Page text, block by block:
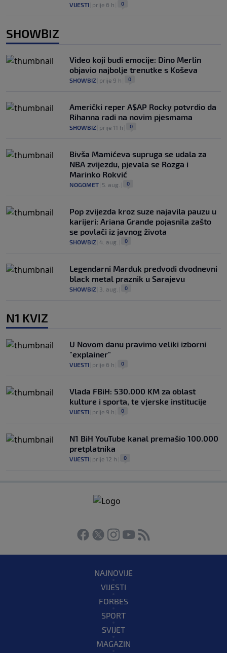
VIJESTI prije 6 h 0
SHOWBIZ
Video koji budi emocije: Dino Merlin
objavio najbolje trenutke s Koševa
SHOWBIZ prije 9 h 0
Američki reper A$AP Rocky potvrdio da
Rihanna radi na novim pjesmama
SHOWBIZ prije 11 h 0
Bivša Mamićeva supruga se udala za
NBA zvijezdu, pjevala se Rozga i
Marinko Rokvić
NOGOMET 5. aug. 0
Pop zvijezda kroz suze najavila pauzu u
karijeri: Ariana Grande pojasnila zašto
se povlači iz javnog života
SHOWBIZ 4. aug. 0
Legendarni Marduk predvodi dvodnevni
black metal praznik u Sarajevu
SHOWBIZ 3. aug. 0
N1 KVIZ
U Novom danu pravimo veliki izborni
"explainer"
VIJESTI prije 6 h 0
Vlada FBiH: 530.000 KM za oblast
kulture i sporta, te vjerske institucije
VIJESTI prije 9 h 0
N1 BiH YouTube kanal premašio 100.000
pretplatnika
VIJESTI prije 12 h 0
NAJNOVIJE
VIJESTI
FORBES
SPORT
SVIJET
MAGAZIN